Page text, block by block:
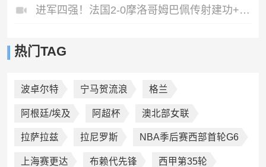
进军四强！法国2-0摩洛哥姆巴佩传射建功+失点登贝莱贴地斩
热门TAG
波卓尔特 宁马贺流浪 格兰
阿根廷/埃及 阿超杯 澳北部女联
拉萨拉兹 拉尼罗斯 NBA季后赛西部首轮G6
上海赛更达 布赖代先锋 西甲第35轮